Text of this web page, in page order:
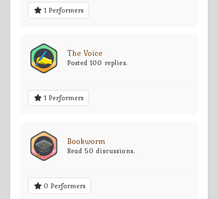
1 Performers
The Voice
Posted 100 replies.
1 Performers
Bookworm
Read 50 discussions.
0 Performers